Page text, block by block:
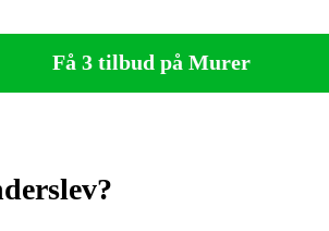
Få 3 tilbud på Murer